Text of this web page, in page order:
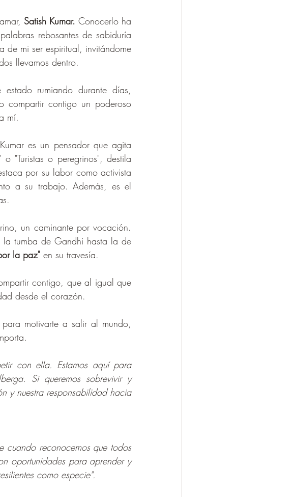
Satish Kumar. Conocerlo ha
rebosantes de sabiduría
de mi ser espiritual, invitándome
llevamos dentro.
rumiando durante días,
compartir contigo un poderoso
mí.
es un pensador que agita
"Turistas o peregrinos", destila
por su labor como activista
a su trabajo. Además, es el
un caminante por vocación.
tumba de Gandhi hasta la de
la paz" en su travesía.
contigo, que al igual que
desde el corazón.
motivarte a salir al mundo,
con ella. Estamos aquí para
Si queremos sobrevivir y
y nuestra responsabilidad hacia
cuando reconocemos que todos
oportunidades para aprender y
como especie".